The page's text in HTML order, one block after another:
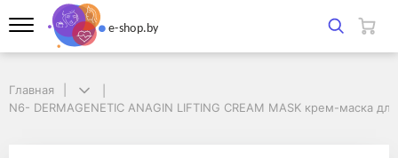
Ν6- DERMAGENETIC ANAGIN LIFTING CREAM MASK крем-маска
Ν6- DERMAGENETIC
Главная
Ν6- DERMAGENETIC ANAGIN LIFTING CREAM MASK крем-маска